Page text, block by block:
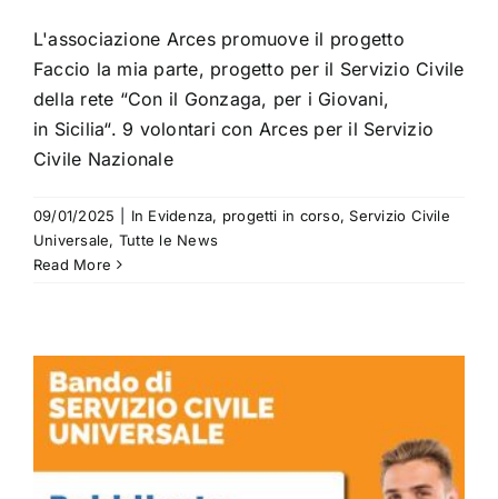
L'associazione Arces promuove il progetto
Faccio la mia parte, progetto per il Servizio Civile
della rete “Con il Gonzaga, per i Giovani,
in Sicilia“. 9 volontari con Arces per il Servizio
Civile Nazionale
09/01/2025 In Evidenza, progetti in corso,Servizio Civile
Universale, Tutte le News
Read More